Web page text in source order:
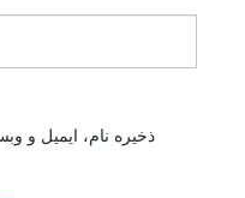
ذخیره نام، ایمیل و